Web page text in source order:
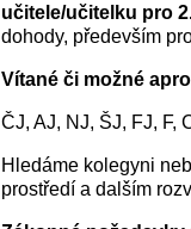
učitele/učitelku pro
dohody, především
Vítané či možné
ČJ, AJ, NJ, ŠJ, FJ, F,
Hledáme kolegyni
prostředí a dalším